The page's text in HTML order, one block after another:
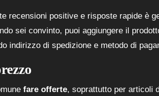
recensioni positive e risposte rapide è
sei convinto, puoi aggiungere il
indirizzo di spedizione e metodo di
fare offerte, soprattutto per articoli